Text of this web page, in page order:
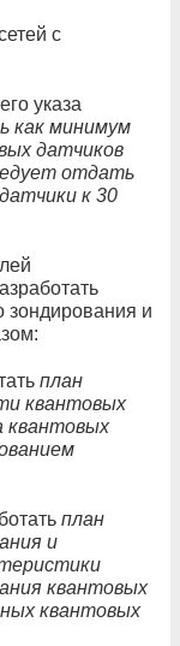
с
указа
как минимум
датчиков
отдать
к 30
зондирования и
план
квантовых
квантовых
план
и
квантовых
квантовых